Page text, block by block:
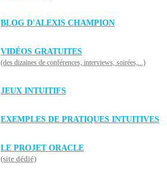
BLOG D'ALEXIS CHAMPION
VIDÉOS GRATUITES
(des dizaines de conférences, interviews, soirées,...)
JEUX INTUITIFS
EXEMPLES DE PRATIQUES INTUITIVES
LE PROJET ORACLE
(site dédié)